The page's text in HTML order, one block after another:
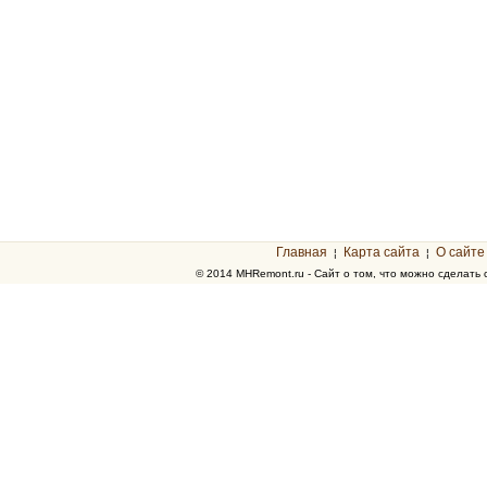
Главная ¦ Карта сайта ¦ О сайте
© 2014 MHRemont.ru - Сайт о том, что можно сделать